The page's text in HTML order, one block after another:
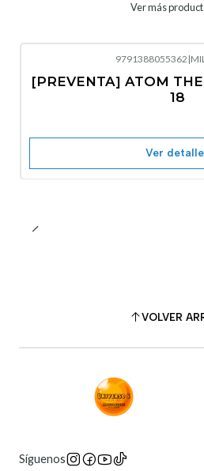
Ver más
9791388055362 |
[PREVENTA] ATOM
18
Ver
VOLVER
Síguenos